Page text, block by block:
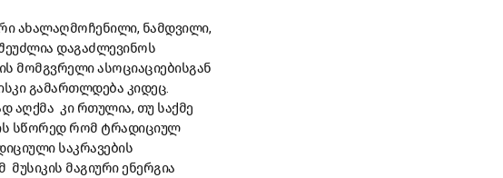
ახალაღმოჩენილი, ნამდვილი,
დაგაძლევინოს
მომგვრელი ასოციაციებისგან
გამართლდება კიდეც.
აღქმა კი რთულია, თუ საქმე
სწორედ რომ ტრადიციულ
საკრავების
მაგიური ენერგია